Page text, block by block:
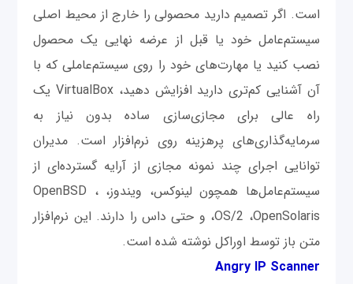
است. اگر تصمیم دارید محصولی را خارج از محیط اصلی
سیستم‌عامل خود یا قبل از عرضه نهایی یک محصول
نصب کنید یا مهارت‌های خود را روی سیستم‌عاملی که با
آن آشنایی کم‌تری دارید افزایش دهید، VirtualBox یک
راه عالی برای مجازی‌سازی ساده بدون نیاز به
سرمایه‌گذاری‌های پرهزینه روی نرم‌افزار است. مدیران
توانایی اجرای چند نمونه مجازی از آرایه گسترده‌ای از
سیستم‌عامل‌ها همچون لینوکس، ویندوز، ، OpenBSD
،OS/2 ،OpenSolaris و حتی داس را دارند. این نرم‌افزار
متن‌ باز توسط اوراکل نوشته شده است.
Angry IP Scanner